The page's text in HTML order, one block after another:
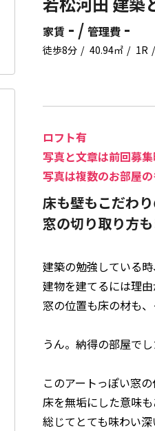
家賃 - / 管理費 -
徒歩8分 40.94㎡ 1R
ロフト有
写真と文章は前回募
写真は複数のお部屋
床も壁もこだわり
窓の切り取り方
建築の勉強している時
建物を建てるには理由
窓の位置も床の材も
うん。納得の部屋でし
このアートっぽい窓
床を無垢にした意味も
総じてとても味わい深